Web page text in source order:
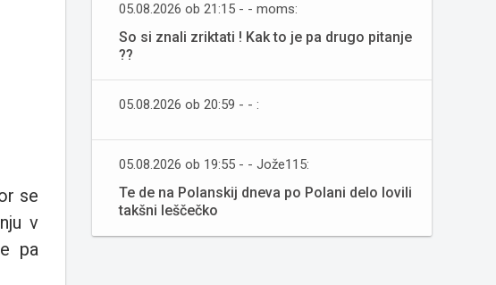
se
v
pa
05.08.2026 ob 21:15 - - moms:
So si znali zriktati ! Kak to je pa drugo pitanje
??
05.08.2026 ob 20:59 - - :
05.08.2026 ob 19:55 - - Jože115:
Te de na Polanskij dneva po Polani delo lovili
takšni leščečko